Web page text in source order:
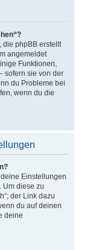
die phpBB erstellt
angemeldet
Funktionen,
sofern sie von der
du Probleme bei
wenn du die
Einstellungen
Um diese zu
der Link dazu
du auf deinen
deine